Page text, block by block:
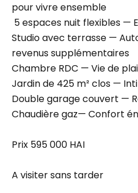
pour vivre ensemble
5 espaces nuit flexibles —
Studio avec terrasse —
revenus supplémentaires
Chambre RDC — Vie de
Jardin de 425 m² clos —
Double garage couvert —
Chaudière gaz— Confort
Prix 595 000 HAI
A visiter sans tarder